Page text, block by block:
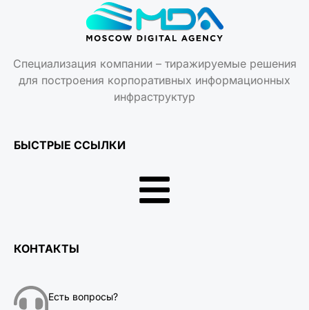
Специализация компании – тиражируемые решения
для построения корпоративных информационных
инфраструктур
БЫСТРЫЕ ССЫЛКИ
КОНТАКТЫ
Есть вопросы?